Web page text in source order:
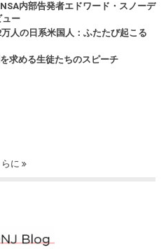
内部告発者エドワード・スノーデ
ー
人の日系米国人：ふたたび起こる
求める生徒たちのスピーチ
らに